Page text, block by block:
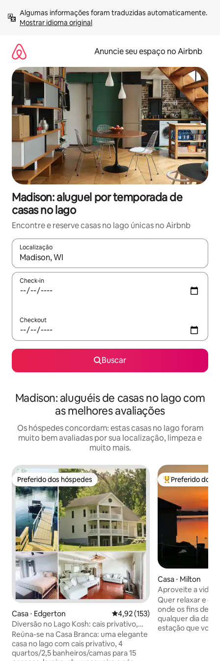
para
Mostrar idioma original
Anuncie seu espaço no Airbnb
Madison: aluguel por temporada de
casas no lago
Encontre e reserve casas no lago únicas no Airbnb
Localização
Quando os resultados estiverem disponíveis, explore-os
Check-in
Checkout
Buscar
Madison: aluguéis de casas no lago com
as melhores avaliações
Os hóspedes concordam: estas casas no lago foram
muito bem avaliadas por sua localização, limpeza e
muito mais.
Preferido dos hóspedes
Preferido dos hóspedes
Casa ⋅ Edgerton 4,92 de uma avaliação média de
4,92 (153)
Diversão no Lago Kosh: cais privativo,
decks, fogueira e churrasqueira
Reúna-se na Casa Branca: uma elegante
casa no lago com cais privativo, 4
quartos/2,5 banheiros/camas para 15
Entre os
Preferido dos
Casa ⋅ Milton
Aproveite a vida
Quer relaxar e
onde os fins de
qualquer dia da
estação que